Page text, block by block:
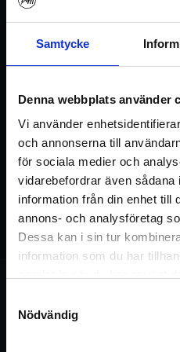
Samtycke
Denna webbplats använder
Vi använder
och annonserna till
för sociala medier och
vidarebefordrar även sådana
information från din enhet till
annons- och analysföretag
Dessa kan i sin tur
information som du har
Nödvändig
03:52